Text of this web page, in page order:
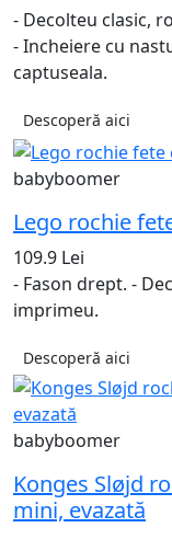
- Decolteu clasic,
- Incheiere cu
captuseala.
Descoperă aici
babyboomer
Lego rochie
109.9 Lei
- Fason drept. -
imprimeu.
Descoperă aici
babyboomer
Konges Sløjd
mini, evazată